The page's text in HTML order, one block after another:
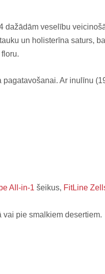
dažādām veselību
un holisterīna saturs,
Ar inulīnu
All-in-1 šeikus, FitLine
vai pie smalkiem desertiem.